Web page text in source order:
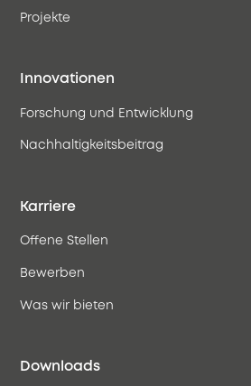
Projekte
Innovationen
Forschung und Entwicklung
Nachhaltigkeitsbeitrag
Karriere
Offene Stellen
Bewerben
Was wir bieten
Downloads